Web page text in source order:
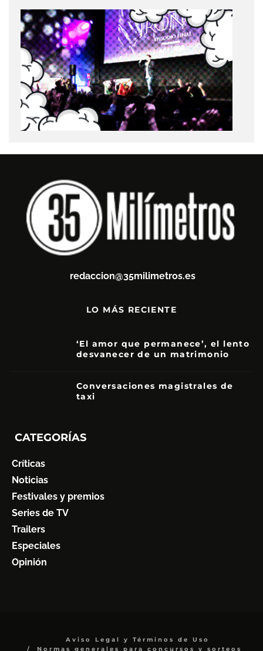
redaccion@35milimetros.es
LO MÁS RECIENTE
‘El amor que permanece’, el lento
desvanecer de un matrimonio
Conversaciones magistrales de
taxi
CATEGORÍAS
Críticas
Noticias
Festivales y premios
Series de TV
Trailers
Especiales
Opinión
Aviso Legal y Términos de Uso
Normas generales para concursos y sorteos